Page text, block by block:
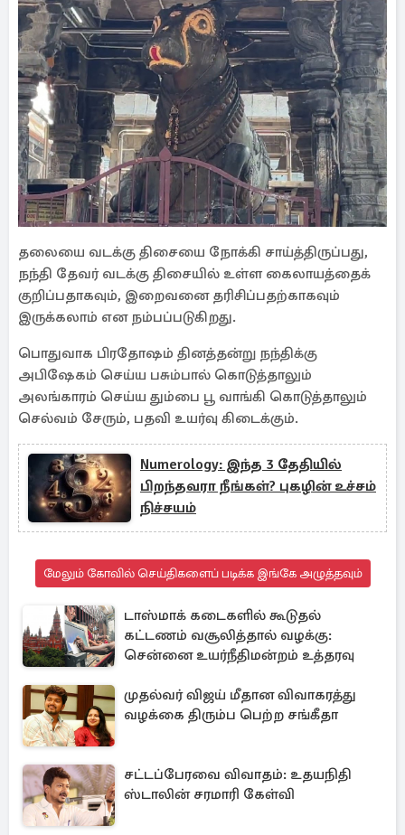
தலையை வடக்கு திசையை நோக்கி சாய்த்திருப்பது,
நந்தி தேவர் வடக்கு திசையில் உள்ள கைலாயத்தைக்
குறிப்பதாகவும், இறைவனை தரிசிப்பதற்காகவும்
இருக்கலாம் என நம்பப்படுகிறது.
பொதுவாக பிரதோஷம் தினத்தன்று நந்திக்கு
அபிஷேகம் செய்ய பசும்பால் கொடுத்தாலும்
அலங்காரம் செய்ய தும்பை பூ வாங்கி கொடுத்தாலும்
செல்வம் சேரும், பதவி உயர்வு கிடைக்கும்.
Numerology: இந்த 3 தேதியில்
பிறந்தவரா நீங்கள்? புகழின் உச்சம்
நிச்சயம்
மேலும் கோவில் செய்திகளைப் படிக்க இங்கே அழுத்தவும்
டாஸ்மாக் கடைகளில் கூடுதல்
கட்டணம் வசூலித்தால் வழக்கு:
சென்னை உயர்நீதிமன்றம் உத்தரவு
முதல்வர் விஜய் மீதான விவாகரத்து
வழக்கை திரும்ப பெற்ற சங்கீதா
சட்டப்பேரவை விவாதம்: உதயநிதி
ஸ்டாலின் சரமாரி கேள்வி